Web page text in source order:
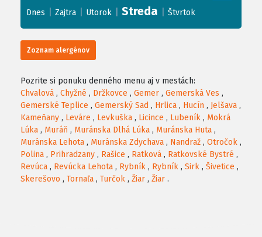
−
Dnes Zajtra Utorok Streda Štvrtok
Zoznam alergénov
Pozrite si ponuku denného menu aj v mestách:
Chvalová , Chyžné , Držkovce , Gemer , Gemerská Ves ,
Gemerské Teplice , Gemerský Sad , Hrlica , Hucín , Jelšava ,
Kameňany , Leváre , Levkuška , Licince , Lubeník , Mokrá
Lúka , Muráň , Muránska Dlhá Lúka , Muránska Huta ,
Muránska Lehota , Muránska Zdychava , Nandraž , Otročok ,
Polina , Prihradzany , Rašice , Ratková , Ratkovské Bystré ,
Revúca , Revúcka Lehota , Rybník , Rybník , Sirk , Šivetice ,
Skerešovo , Tornaľa , Turčok , Žiar , Žiar .